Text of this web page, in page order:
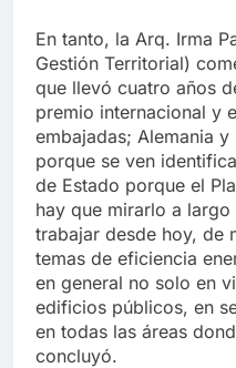
En tanto, la Arq. Irma
Gestión Territorial)
que llevó cuatro años
premio internacional y
embajadas; Alemania
porque se ven
de Estado porque el
hay que mirarlo a
trabajar desde hoy, de
temas de eficiencia
en general no solo en
edificios públicos, en
en todas las áreas
concluyó.